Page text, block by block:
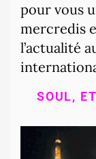
pour vous
mercredis
l’actualité
SOUL,